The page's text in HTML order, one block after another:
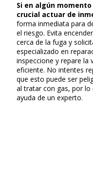
Si en algún
crucial actuar de
forma inmediata para
el riesgo. Evita
cerca de la fuga y
especializado en
inspeccione y repare la
eficiente. No intentes
que esto puede ser
al tratar con gas, por
ayuda de un experto.